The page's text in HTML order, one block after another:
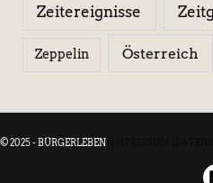
Zeitereignisse
Zeppelin Österreich
© 2025 - BÜRGERLEBEN